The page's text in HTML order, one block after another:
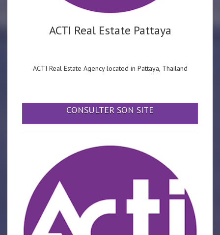
ACTI Real Estate Pattaya
ACTI Real Estate Agency located in Pattaya, Thailand
CONSULTER SON SITE